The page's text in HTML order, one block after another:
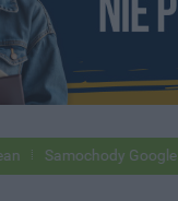
Samochody Google